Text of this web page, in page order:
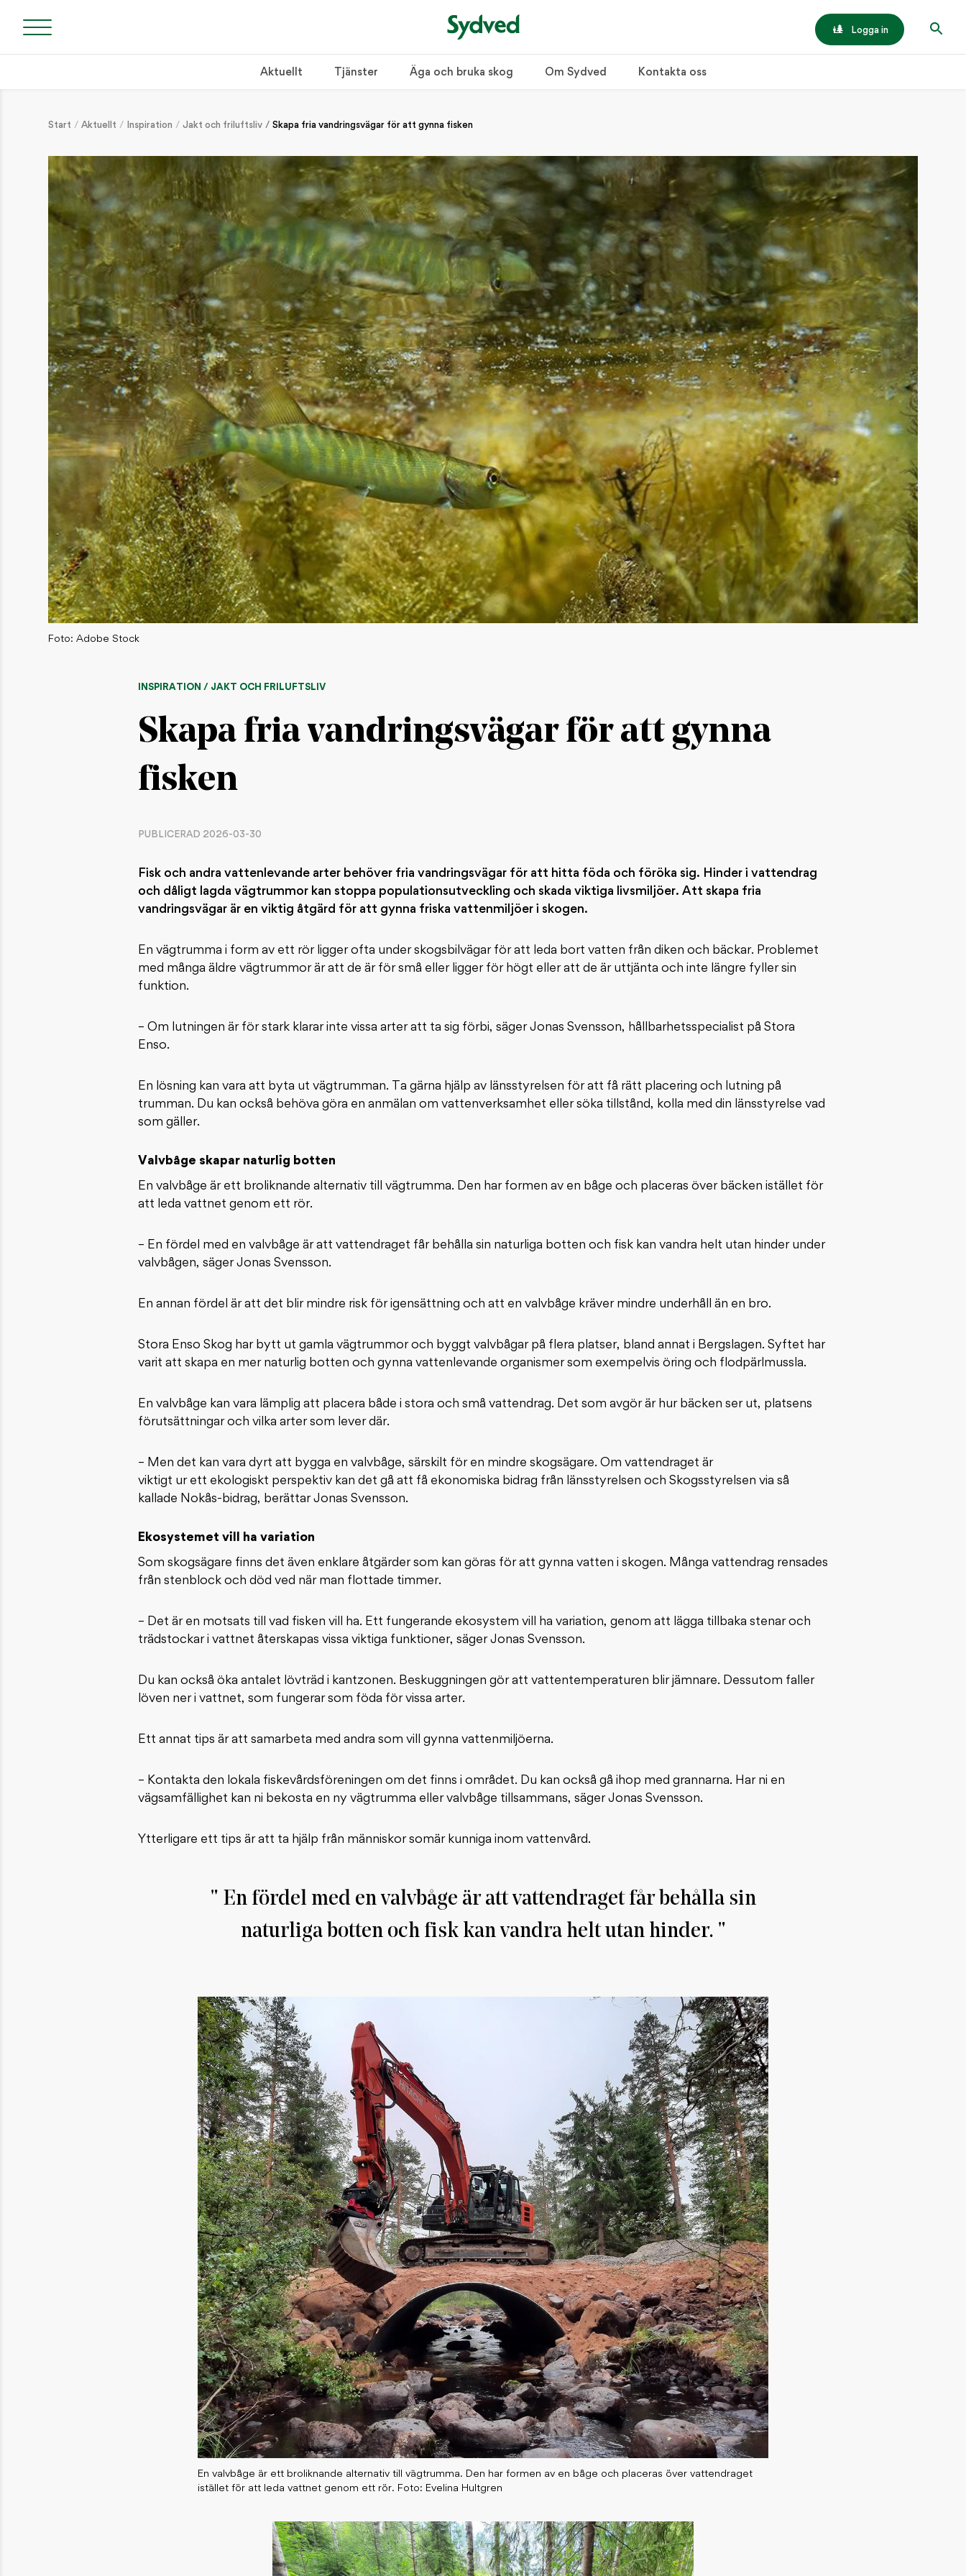
Logga in
Aktuellt Tjänster Äga och bruka skog Om Sydved Kontakta oss
Start Aktuellt Inspiration Jakt och friluftsliv Skapa fria vandringsvägar för att gynna fisken
Foto: Adobe Stock
INSPIRATION / JAKT OCH FRILUFTSLIV
Skapa fria vandringsvägar för att gynna
fisken
PUBLICERAD 2026-03-30
Fisk och andra vattenlevande arter behöver fria vandringsvägar för att hitta föda och föröka sig. Hinder i vattendrag
och dåligt lagda vägtrummor kan stoppa populationsutveckling och skada viktiga livsmiljöer. Att skapa fria
vandringsvägar är en viktig åtgärd för att gynna friska vattenmiljöer i skogen.
En vägtrumma i form av ett rör ligger ofta under skogsbilvägar för att leda bort vatten från diken och bäckar. Problemet
med många äldre vägtrummor är att de är för små eller ligger för högt eller att de är uttjänta och inte längre fyller sin
funktion.
– Om lutningen är för stark klarar inte vissa arter att ta sig förbi, säger Jonas Svensson, hållbarhetsspecialist på Stora
Enso.
En lösning kan vara att byta ut vägtrumman. Ta gärna hjälp av länsstyrelsen för att få rätt placering och lutning på
trumman. Du kan också behöva göra en anmälan om vattenverksamhet eller söka tillstånd, kolla med din länsstyrelse vad
som gäller.
Valvbåge skapar naturlig botten
En valvbåge är ett broliknande alternativ till vägtrumma. Den har formen av en båge och placeras över bäcken istället för
att leda vattnet genom ett rör.
– En fördel med en valvbåge är att vattendraget får behålla sin naturliga botten och fisk kan vandra helt utan hinder under
valvbågen, säger Jonas Svensson.
En annan fördel är att det blir mindre risk för igensättning och att en valvbåge kräver mindre underhåll än en bro.
Stora Enso Skog har bytt ut gamla vägtrummor och byggt valvbågar på flera platser, bland annat i Bergslagen. Syftet har
varit att skapa en mer naturlig botten och gynna vattenlevande organismer som exempelvis öring och flodpärlmussla.
En valvbåge kan vara lämplig att placera både i stora och små vattendrag. Det som avgör är hur bäcken ser ut, platsens
förutsättningar och vilka arter som lever där.
– Men det kan vara dyrt att bygga en valvbåge, särskilt för en mindre skogsägare. Om vattendraget är
viktigt ur ett ekologiskt perspektiv kan det gå att få ekonomiska bidrag från länsstyrelsen och Skogsstyrelsen via så
kallade Nokås-bidrag, berättar Jonas Svensson.
Ekosystemet vill ha variation
Som skogsägare finns det även enklare åtgärder som kan göras för att gynna vatten i skogen. Många vattendrag rensades
från stenblock och död ved när man flottade timmer.
– Det är en motsats till vad fisken vill ha. Ett fungerande ekosystem vill ha variation, genom att lägga tillbaka stenar och
trädstockar i vattnet återskapas vissa viktiga funktioner, säger Jonas Svensson.
Du kan också öka antalet lövträd i kantzonen. Beskuggningen gör att vattentemperaturen blir jämnare. Dessutom faller
löven ner i vattnet, som fungerar som föda för vissa arter.
Ett annat tips är att samarbeta med andra som vill gynna vattenmiljöerna.
– Kontakta den lokala fiskevårdsföreningen om det finns i området. Du kan också gå ihop med grannarna. Har ni en
vägsamfällighet kan ni bekosta en ny vägtrumma eller valvbåge tillsammans, säger Jonas Svensson.
Ytterligare ett tips är att ta hjälp från människor somär kunniga inom vattenvård.
En fördel med en valvbåge är att vattendraget får behålla sin
naturliga botten och fisk kan vandra helt utan hinder.
En valvbåge är ett broliknande alternativ till vägtrumma. Den har formen av en båge och placeras över vattendraget
istället för att leda vattnet genom ett rör. Foto: Evelina Hultgren